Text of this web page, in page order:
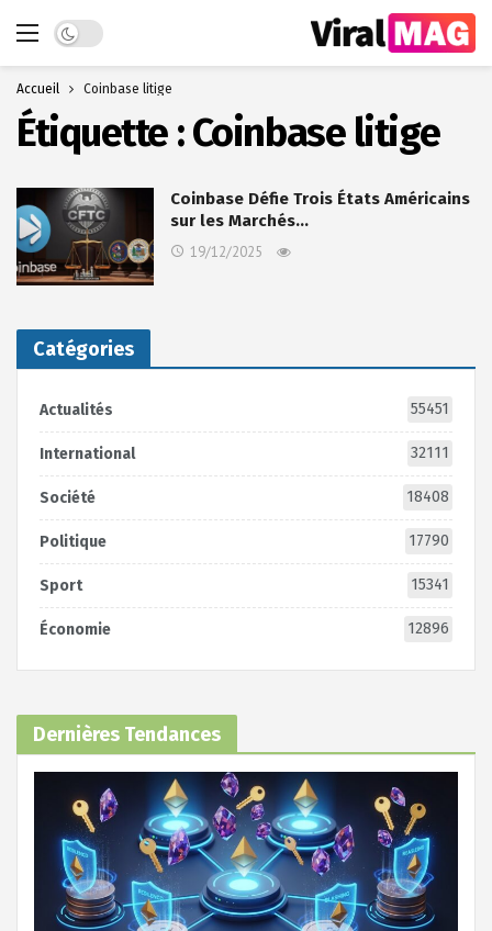
Dark mode
Accueil Coinbase litige
Étiquette :Coinbase litige
Coinbase Défie Trois États Américains
sur les Marchés…
19/12/2025
Catégories
Actualités 55451
International 32111
Société 18408
Politique 17790
Sport 15341
Économie 12896
Dernières Tendances